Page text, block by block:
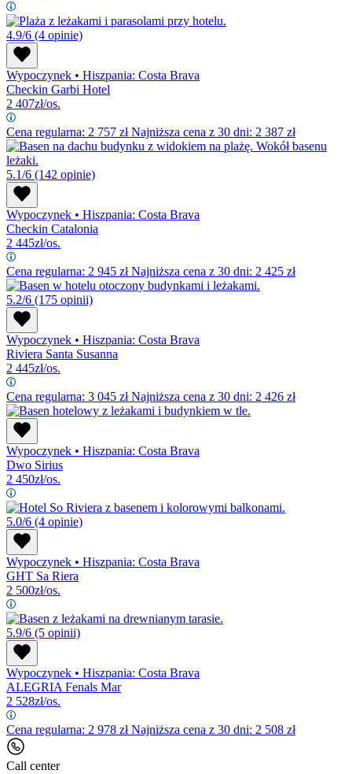
4.9/6 (4 opinie)
Wypoczynek • Hiszpania: Costa Brava
Checkin Garbi Hotel
2 407zł/os.
Cena regularna: 2 757 złNajniższa cena z 30 dni: 2 387 zł
5.1/6 (142 opinie)
Wypoczynek • Hiszpania: Costa Brava
Checkin Catalonia
2 445zł/os.
Cena regularna: 2 945 złNajniższa cena z 30 dni: 2 425 zł
5.2/6 (175 opinii)
Wypoczynek • Hiszpania: Costa Brava
Riviera Santa Susanna
2 445zł/os.
Cena regularna: 3 045 złNajniższa cena z 30 dni: 2 426 zł
Wypoczynek • Hiszpania: Costa Brava
Dwo Sirius
2 450zł/os.
5.0/6 (4 opinie)
Wypoczynek • Hiszpania: Costa Brava
GHT Sa Riera
2 500zł/os.
5.9/6 (5 opinii)
Wypoczynek • Hiszpania: Costa Brava
ALEGRIA Fenals Mar
2 528zł/os.
Cena regularna: 2 978 złNajniższa cena z 30 dni: 2 508 zł
Call center